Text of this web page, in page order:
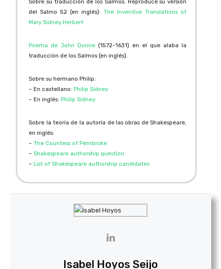
Sobre su traducción de los Salmos. Reproduce su versión
del Salmo 52 (en inglés):The Inventive Translations of
Mary Sidney Herbert
Poema de John Donne (1572-1631) en el que alaba la
traducción de los Salmos (en inglés).
Sobre su hermano Philip:
– En castellano:Philip Sidney
– En inglés:Philip Sidney
Sobre la teoría de la autoría de las obras de Shakespeare,
en inglés:
–The Countess of Pembroke
–Shakespeare authorship question
–List of Shakespeare authorship candidates
Isabel Hoyos Seijo